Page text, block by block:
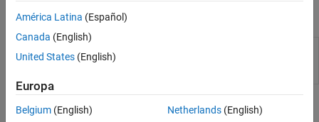
Sistemas de líquido térmico
Funciones
Temas
América Latina (Español)
Canada (English)
United States (English)
Europa
Belgium (English)
Netherlands(English)